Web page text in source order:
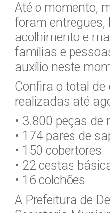
Até o momento,
foram entregues,
acolhimento e
famílias e
auxílio neste
Confira o total de
realizadas até
• 3.800 peças de
• 174 pares de
• 150 cobertores
• 22 cestas
• 16 colchões
A Prefeitura de